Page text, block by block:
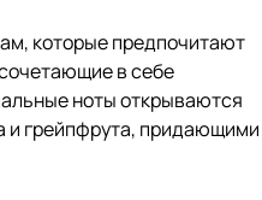
которые предпочитают
в себе
ноты открываются
и грейпфрута, придающими